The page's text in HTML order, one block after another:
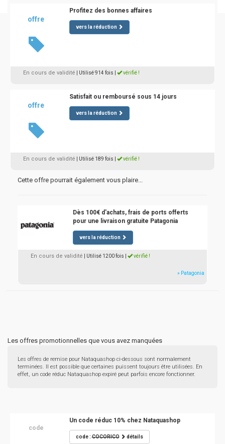
offre
Profitez des bonnes affaires
vers la réduction
En cours de validité | Utilisé 914 fois vérifié !
offre
Satisfait ou remboursé sous 14 jours
vers la réduction
En cours de validité | Utilisé 189 fois vérifié !
Cette offre pourrait également vous plaire...
Dès 100€ d'achats, frais de ports offerts
pour une livraison gratuite Patagonia
vers la réduction
En cours de validité | Utilisé 1200 fois vérifié !
» Patagonia
Les offres promotionnelles que vous avez manquées
Les offres de remise pour Nataquashop ci-dessous sont normalement
terminées. Il est possible que certaines puissent toujours être utilisées. En
effet, un code réduc Nataquashop expiré peut parfois encore fonctionner.
code
Un code réduc 10% chez Nataquashop
code :COCORICO détails